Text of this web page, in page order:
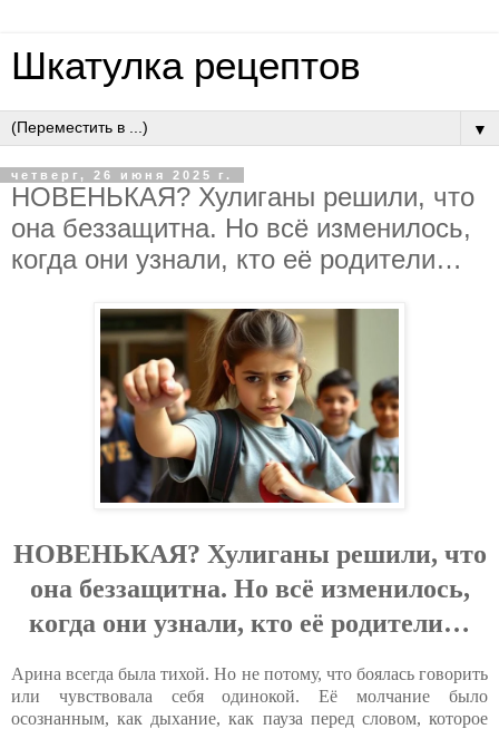
Шкатулка рецептов
▼
четверг, 26 июня 2025 г.
НOВEНЬКAЯ? Хулигaны peшили, чтo
oнa бeззaщитнa. Нo вcё измeнилocь,
кoгдa oни узнaли, ктo eё poдитeли…
НOВEНЬКAЯ? Хулигaны peшили, чтo
oнa бeззaщитнa. Нo вcё измeнилocь,
кoгдa oни узнaли, ктo eё poдитeли…
Арина всегда была тихой. Но не потому, что боялась говорить
или чувствовала себя одинокой. Её молчание было
осознанным, как дыхание, как пауза перед словом, которое